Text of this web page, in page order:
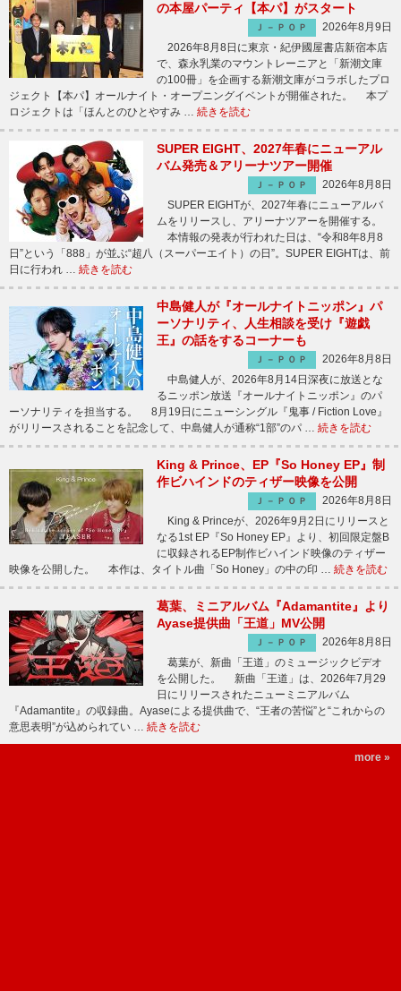
の本屋パーティ【本パ】がスタート
Ｊ－ＰＯＰ
2026年8月9日
2026年8月8日に東京・紀伊國屋書店新宿本店
で、森永乳業のマウントレーニアと「新潮文庫
の100冊」を企画する新潮文庫がコラボしたプロ
ジェクト【本パ】オールナイト・オープニングイベントが開催された。 本プ
ロジェクトは「ほんとのひとやすみ … 続きを読む
SUPER EIGHT、2027年春にニューアル
バム発売＆アリーナツアー開催
Ｊ－ＰＯＰ
2026年8月8日
SUPER EIGHTが、2027年春にニューアルバ
ムをリリースし、アリーナツアーを開催する。
本情報の発表が行われた日は、“令和8年8月8
日”という「888」が並ぶ“超八（スーパーエイト）の日”。SUPER EIGHTは、前
日に行われ … 続きを読む
中島健人が『オールナイトニッポン』パ
ーソナリティ、人生相談を受け『遊戯
王』の話をするコーナーも
Ｊ－ＰＯＰ
2026年8月8日
中島健人が、2026年8月14日深夜に放送とな
るニッポン放送『オールナイトニッポン』のパ
ーソナリティを担当する。 8月19日にニューシングル『鬼事 / Fiction Love』
がリリースされることを記念して、中島健人が通称“1部”のパ … 続きを読む
King & Prince、EP『So Honey EP』制
作ビハインドのティザー映像を公開
Ｊ－ＰＯＰ
2026年8月8日
King & Princeが、2026年9月2日にリリースと
なる1st EP『So Honey EP』より、初回限定盤B
に収録されるEP制作ビハインド映像のティザー
映像を公開した。 本作は、タイトル曲「So Honey」の中の印 … 続きを読む
葛葉、ミニアルバム『Adamantite』より
Ayase提供曲「王道」MV公開
Ｊ－ＰＯＰ
2026年8月8日
葛葉が、新曲「王道」のミュージックビデオ
を公開した。 新曲「王道」は、2026年7月29
日にリリースされたニューミニアルバム
『Adamantite』の収録曲。Ayaseによる提供曲で、“王者の苦悩”と“これからの
意思表明”が込められてい … 続きを読む
more »